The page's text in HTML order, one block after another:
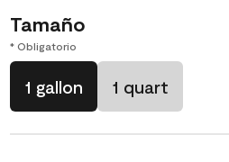
Tamaño
* Obligatorio
1 gallon 1 quart